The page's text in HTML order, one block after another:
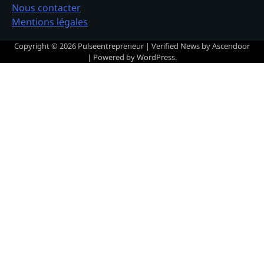
Nous contacter
Mentions légales
Copyright © 2026 Pulseentrepreneur | Verified News byAscendoor
| Powered byWordPress.